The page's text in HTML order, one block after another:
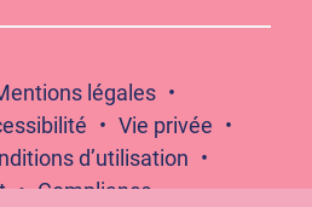
légales
Vie privée
d’utilisation
Compliance